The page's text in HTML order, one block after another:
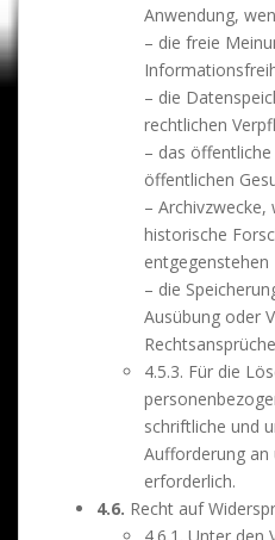
Anwendung,
– die freie
– die
rechtlichen
– das
öffentlichen
– Archivzwecke,
historische
entgegenstehen
– die
Ausübung oder
4.5.3. Für die
schriftliche und
Aufforderung
erforderlich.
4.6. Recht auf